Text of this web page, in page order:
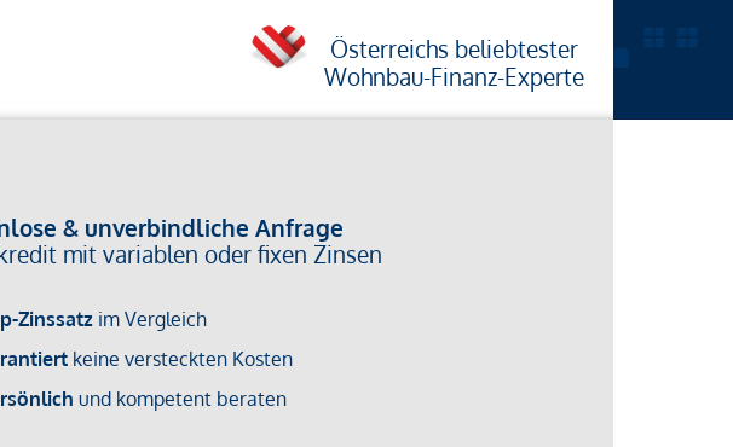
Österreichs beliebtester
Wohnbau-Finanz-Experte